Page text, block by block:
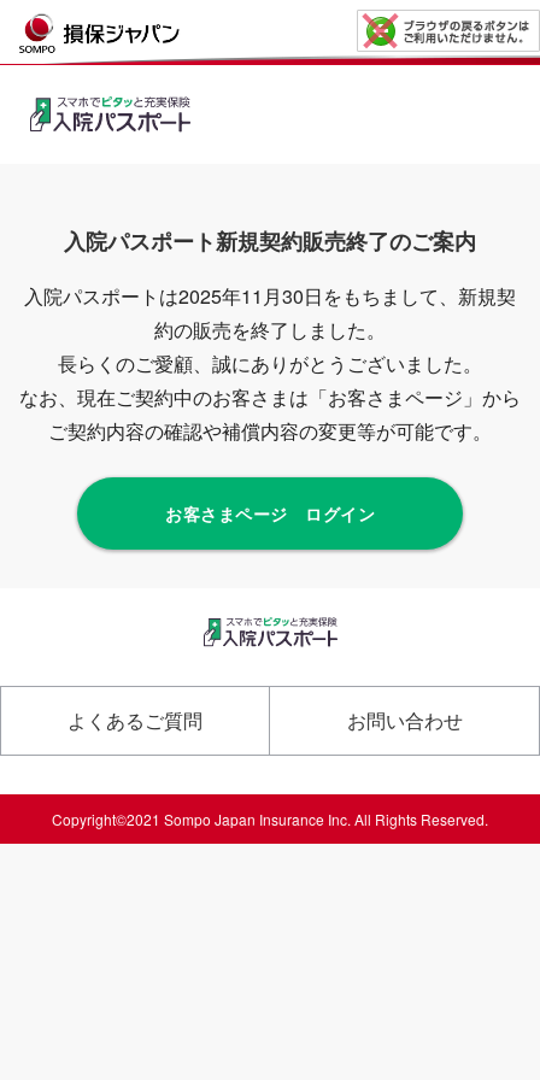
入院パスポート新規契約販売終了のご案内
入院パスポートは2025年11月30日をもちまして、新規契
約の販売を終了しました。
長らくのご愛顧、誠にありがとうございました。
なお、現在ご契約中のお客さまは「お客さまページ」から
ご契約内容の確認や補償内容の変更等が可能です。
お客さまページ ログイン
よくあるご質問 お問い合わせ
Copyright©2021 Sompo Japan Insurance Inc. All Rights Reserved.